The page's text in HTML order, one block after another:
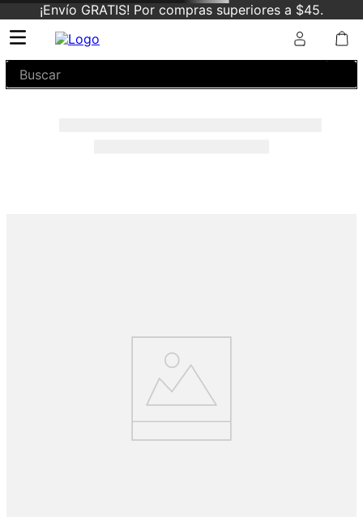
¡Envío GRATIS! Por compras superiores a $45.
Buscar